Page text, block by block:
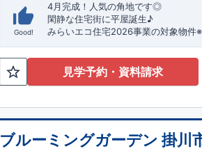
Good!
4月完成！人気の角地です◎
閑静な住宅街に平屋誕生♪
みらいエコ住宅2026事業の対象物件
★魅力的な間取り★​・玄関から
外から帰ってきたお子様も
お部屋
・キッチン横にパントリー付き♪
​・オープンサニタリーirodori採用！
​ 段差のないシームアンダーボウル仕
​・主寝室にはアクセントクロス使用♪
見学予約・資料請求
ブルーミングガーデン 掛川